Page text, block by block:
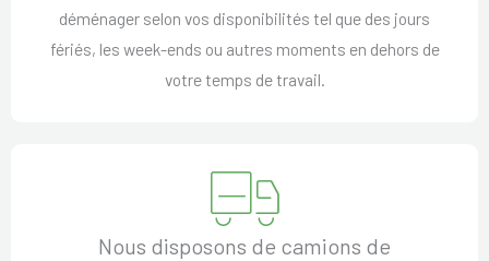
déménager selon vos disponibilités tel que des jours
fériés, les week-ends ou autres moments en dehors de
votre temps de travail.
Nous disposons de camions de